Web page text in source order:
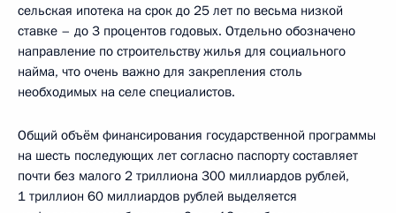
сельская ипотека на срок до 25 лет по весьма низкой
ставке – до 3 процентов годовых. Отдельно обозначено
направление по строительству жилья для социального
найма, что очень важно для закрепления столь
необходимых на селе специалистов.
Общий объём финансирования государственной программы
на шесть последующих лет согласно паспорту составляет
почти без малого 2 триллиона 300 миллиардов рублей,
1 триллион 60 миллиардов рублей выделяется